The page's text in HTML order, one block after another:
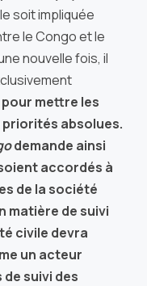
soit impliquée
le Congo et le
nouvelle fois, il
mettre les
absolues.
demande ainsi
accordés à
de la société
matière de suivi
civile devra
un acteur
suivi des